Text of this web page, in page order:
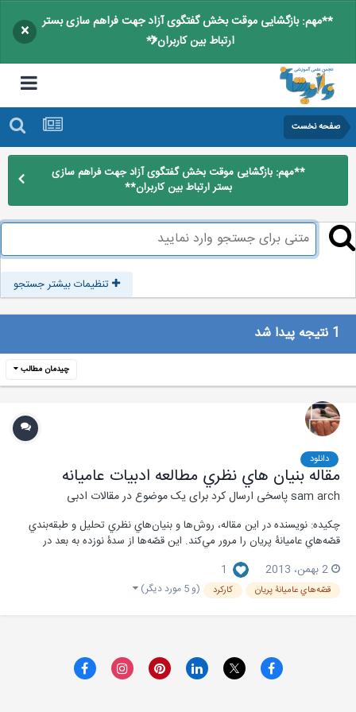
**مهم: بازگشایی موقت بخش گفتگوی آزاد جهت فراهم سازی بستر
ارتباط بین کاربران**
×
صفحه نخست
**مهم: بازگشایی موقت بخش گفتگوی آزاد جهت فراهم سازی
بستر ارتباط بین کاربران**
تنظیمات بیشتر جستجو
چیدمان مطالب
دانلود
مقاله بنيان هاي نظري مطالعه ادبيات عاميانه
sam archپاسخی ارسال کرد برای یک موضوع درمقالات ادبی
چکیده: نويسنده در اين مقاله، روش‌ها و بنيان‌هاي نظري تحليل و طبقه‌بندي
قصّه‌هاي عاميانۀ پريان را مرور مي‌كند. اين قصّه‌ها از سدۀ نوزده به بعد در
ولاديمير پراپ در مقام يكي از پيشگامان مكتب فرماليسيتي مي‌پردازد. كتاب
پراپ در واقع زمينه را...
2 بهمن، 2013 1
قصّه‌هاي عاميانۀ پريان كاركرد (و 5 مورد دیگر)